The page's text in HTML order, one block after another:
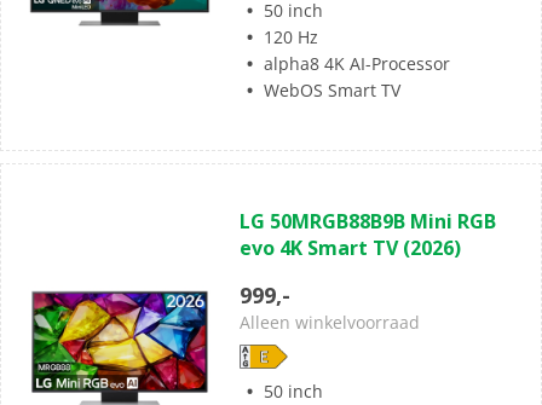
50 inch
120 Hz
alpha8 4K AI-Processor
WebOS Smart TV
van
de
sterren.
LG 50MRGB88B9B Mini RGB
evo 4K Smart TV (2026)
999,-
Alleen winkelvoorraad
50 inch